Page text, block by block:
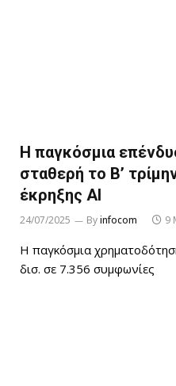
Η παγκόσμια
σταθερή το Β’
έκρηξης AI
24/07/2025 Byinfocom 9
Η παγκόσμια
δισ. σε 7.356 συμφωνίες